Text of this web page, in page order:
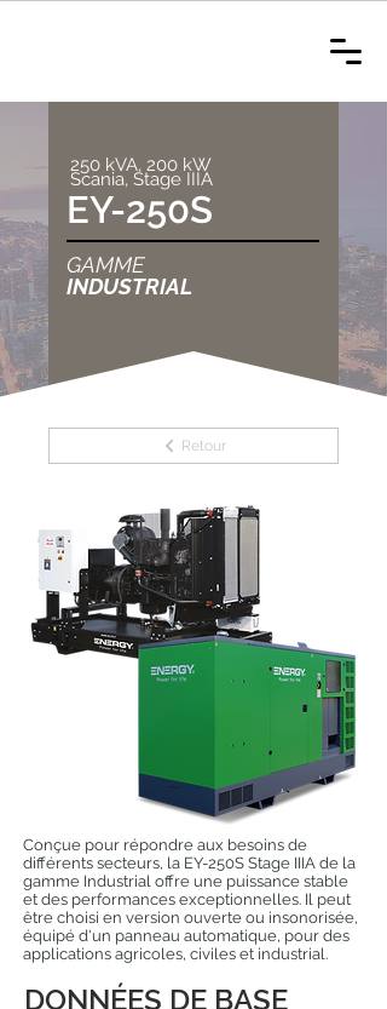
250 kVA, 200 kW
Scania, Stage IIIA
EY-250S
GAMME
INDUSTRIAL
Retour
Conçue pour répondre aux besoins de
différents secteurs, la EY-250S Stage IIIA de la
gamme Industrial offre une puissance stable
et des performances exceptionnelles. Il peut
être choisi en version ouverte ou insonorisée,
équipé d'un panneau automatique, pour des
applications agricoles, civiles et industrial.
DONNÉES DE BASE